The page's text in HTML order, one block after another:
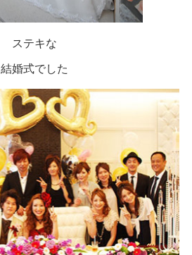
ステキな
結婚式でした